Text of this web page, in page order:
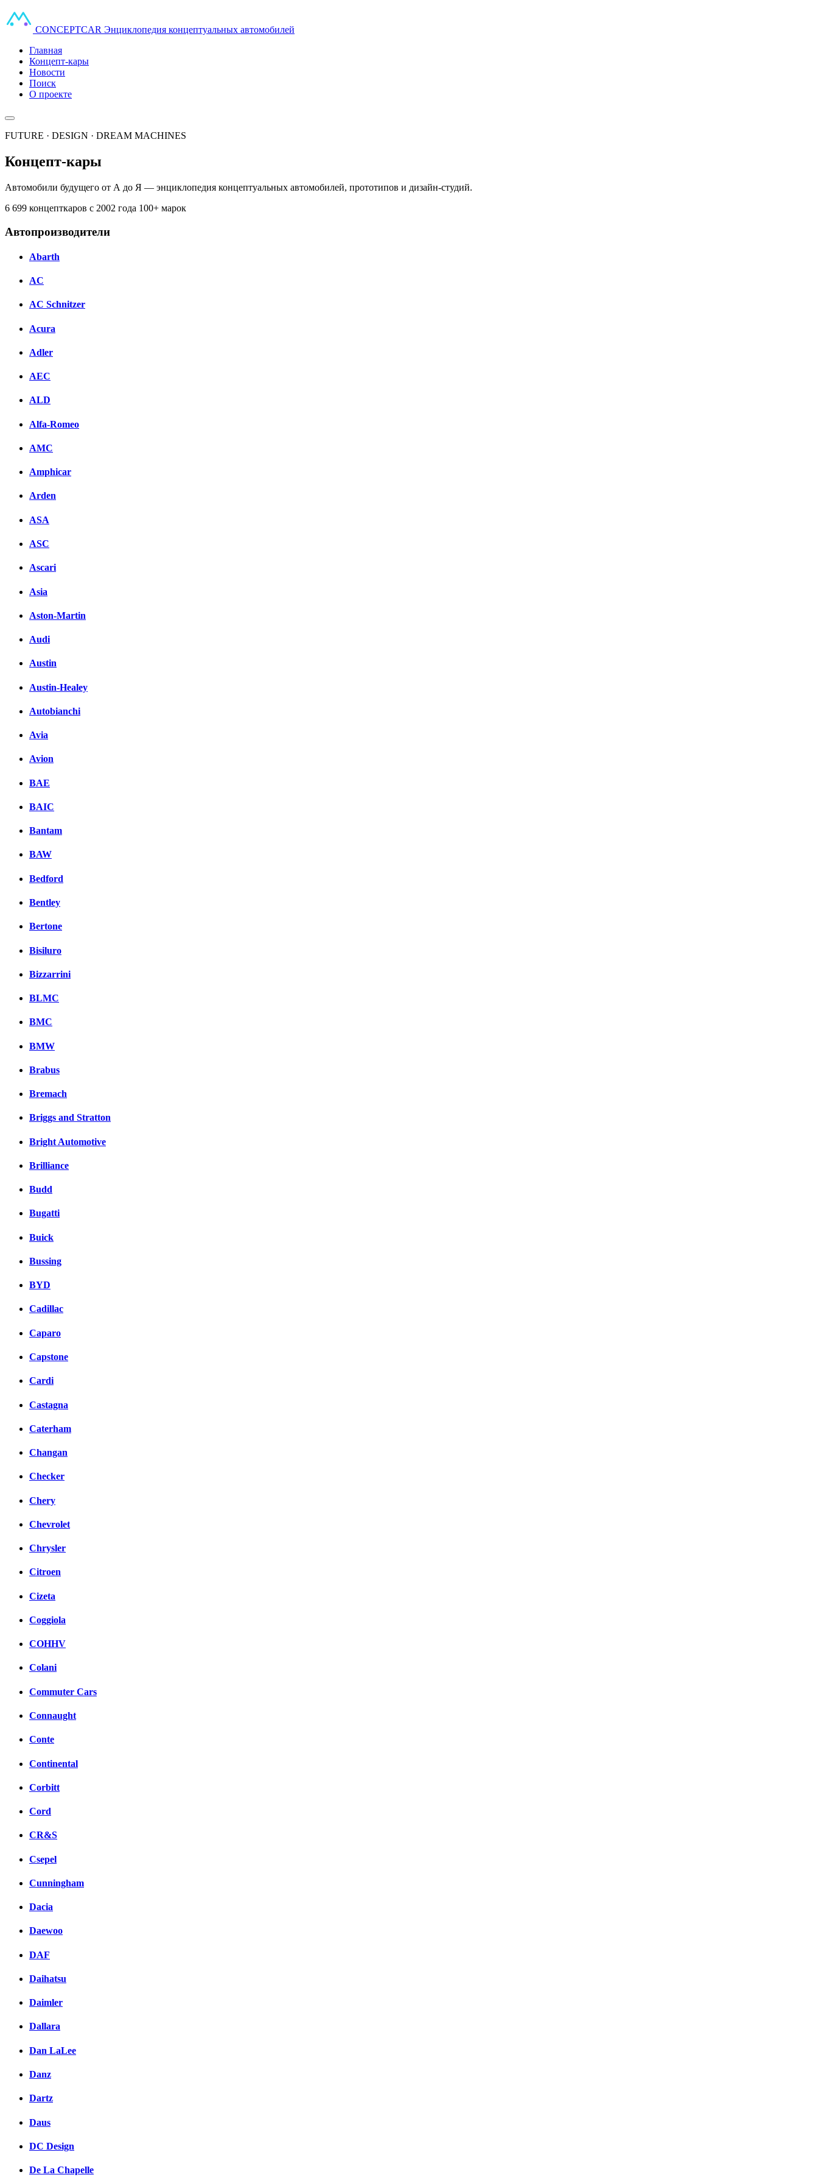
CONCEPTCAR Энциклопедия концептуальных автомобилей
Главная
Концепт-кары
Новости
Поиск
О проекте
FUTURE · DESIGN · DREAM MACHINES
Концепт-кары
Автомобили будущего от А до Я — энциклопедия концептуальных автомобилей, прототипов и дизайн-студий.
6 699 концепткаров с 2002 года 100+ марок
Автопроизводители
Abarth
AC
AC Schnitzer
Acura
Adler
AEC
ALD
Alfa-Romeo
AMC
Amphicar
Arden
ASA
ASC
Ascari
Asia
Aston-Martin
Audi
Austin
Austin-Healey
Autobianchi
Avia
Avion
BAE
BAIC
Bantam
BAW
Bedford
Bentley
Bertone
Bisiluro
Bizzarrini
BLMC
BMC
BMW
Brabus
Bremach
Briggs and Stratton
Bright Automotive
Brilliance
Budd
Bugatti
Buick
Bussing
BYD
Cadillac
Caparo
Capstone
Cardi
Castagna
Caterham
Changan
Checker
Chery
Chevrolet
Chrysler
Citroen
Cizeta
Coggiola
COHHV
Colani
Commuter Cars
Connaught
Conte
Continental
Corbitt
Cord
CR&S
Csepel
Cunningham
Dacia
Daewoo
DAF
Daihatsu
Daimler
Dallara
Dan LaLee
Danz
Dartz
Daus
DC Design
De La Chapelle